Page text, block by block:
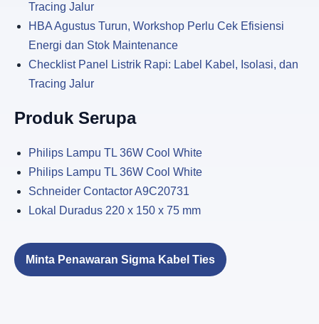
Tracing Jalur
HBA Agustus Turun, Workshop Perlu Cek Efisiensi
Energi dan Stok Maintenance
Checklist Panel Listrik Rapi: Label Kabel, Isolasi, dan
Tracing Jalur
Produk Serupa
Philips Lampu TL 36W Cool White
Philips Lampu TL 36W Cool White
Schneider Contactor A9C20731
Lokal Duradus 220 x 150 x 75 mm
Minta Penawaran Sigma Kabel Ties